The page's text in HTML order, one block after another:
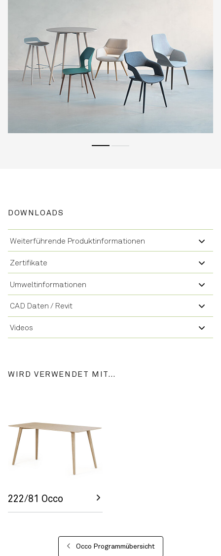
DOWNLOADS
Weiterführende Produktinformationen
Zertifikate
Umweltinformationen
CAD Daten / Revit
Videos
WIRD VERWENDET MIT…
222/81 Occo
Occo Programmübersicht